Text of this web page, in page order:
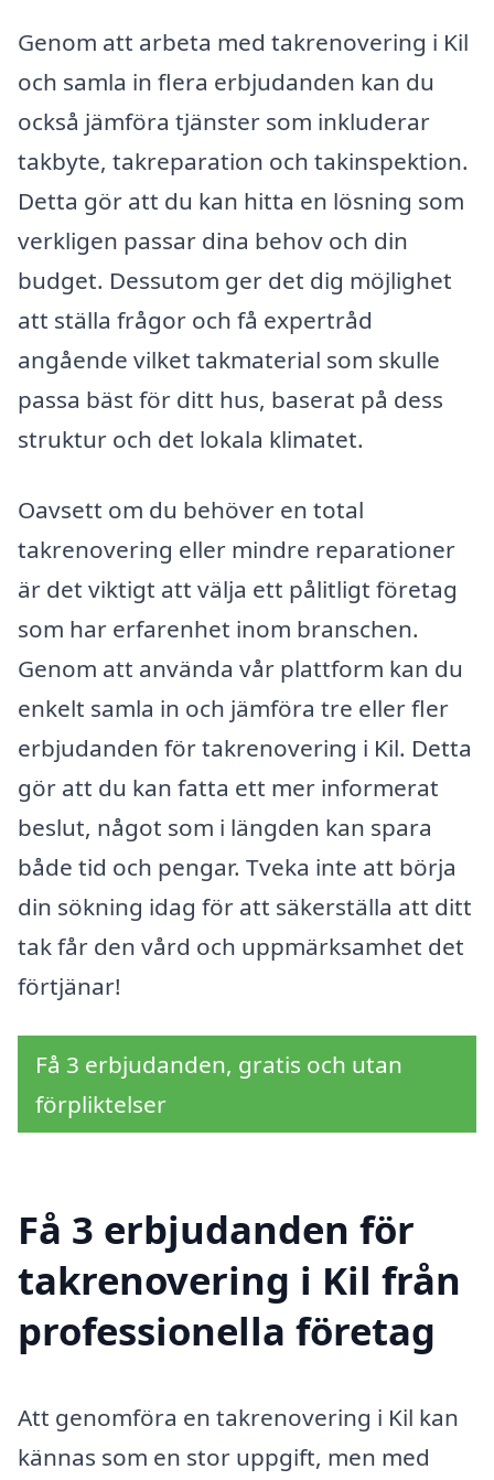
Genom att arbeta med takrenovering i Kil
och samla in flera erbjudanden kan du
också jämföra tjänster som inkluderar
takbyte, takreparation och takinspektion.
Detta gör att du kan hitta en lösning som
verkligen passar dina behov och din
budget. Dessutom ger det dig möjlighet
att ställa frågor och få expertråd
angående vilket takmaterial som skulle
passa bäst för ditt hus, baserat på dess
struktur och det lokala klimatet.
Oavsett om du behöver en total
takrenovering eller mindre reparationer
är det viktigt att välja ett pålitligt företag
som har erfarenhet inom branschen.
Genom att använda vår plattform kan du
enkelt samla in och jämföra tre eller fler
erbjudanden för takrenovering i Kil. Detta
gör att du kan fatta ett mer informerat
beslut, något som i längden kan spara
både tid och pengar. Tveka inte att börja
din sökning idag för att säkerställa att ditt
tak får den vård och uppmärksamhet det
förtjänar!
Få 3 erbjudanden, gratis och utan
förpliktelser
Få 3 erbjudanden för
takrenovering i Kil från
professionella företag
Att genomföra en takrenovering i Kil kan
kännas som en stor uppgift, men med